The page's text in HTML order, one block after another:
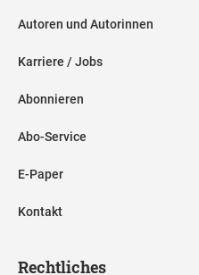
Autoren und Autorinnen
Karriere / Jobs
Abonnieren
Abo-Service
E-Paper
Kontakt
Rechtliches